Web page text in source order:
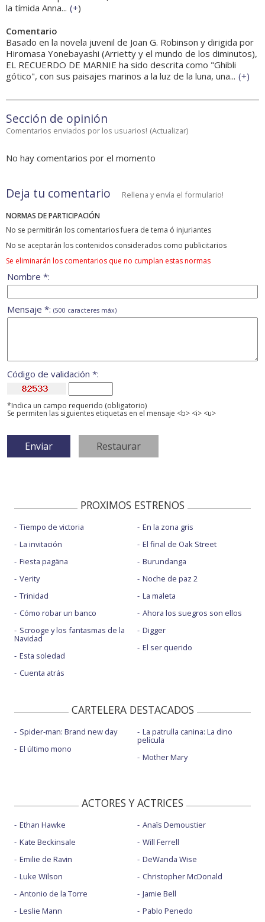
la tímida Anna... (+)
Comentario
Basado en la novela juvenil de Joan G. Robinson y dirigida por
Hiromasa Yonebayashi (Arrietty y el mundo de los diminutos),
EL RECUERDO DE MARNIE ha sido descrita como "Ghibli
gótico", con sus paisajes marinos a la luz de la luna, una... (+)
Sección de opinión
Comentarios enviados por los usuarios! (Actualizar)
No hay comentarios por el momento
Deja tu comentario Rellena y envía el formulario!
NORMAS DE PARTICIPACIÓN
No se permitirán los comentarios fuera de tema ó injuriantes
No se aceptarán los contenidos considerados como publicitarios
Se eliminarán los comentarios que no cumplan estas normas
Nombre *:
Mensaje *: (500 caracteres máx)
Código de validación *:
*Indica un campo requerido (obligatorio)
Se permiten las siguientes etiquetas en el mensaje <b> <i> <u>
PROXIMOS ESTRENOS
Tiempo de victoria
La invitación
Fiesta pagäna
Verity
Trinidad
Cómo robar un banco
Scrooge y los fantasmas de la
Navidad
Esta soledad
Cuenta atrás
En la zona gris
El final de Oak Street
Burundanga
Noche de paz 2
La maleta
Ahora los suegros son ellos
Digger
El ser querido
CARTELERA DESTACADOS
Spider-man: Brand new day
El último mono
La patrulla canina: La dino
película
Mother Mary
ACTORES Y ACTRICES
Ethan Hawke
Kate Beckinsale
Emilie de Ravin
Luke Wilson
Antonio de la Torre
Leslie Mann
Anaïs Demoustier
Will Ferrell
DeWanda Wise
Christopher McDonald
Jamie Bell
Pablo Penedo